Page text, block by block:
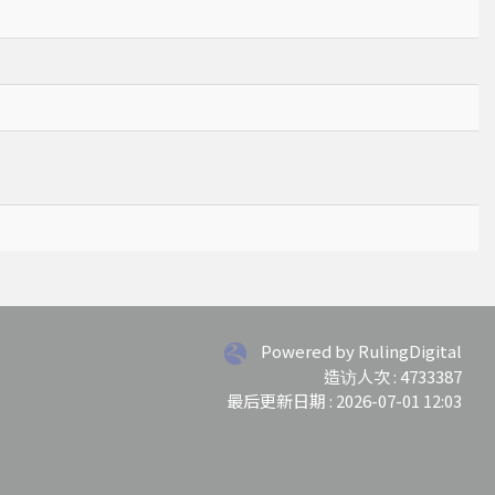
Powered by RulingDigital
造访人次 : 4733387
最后更新日期 : 2026-07-01 12:03